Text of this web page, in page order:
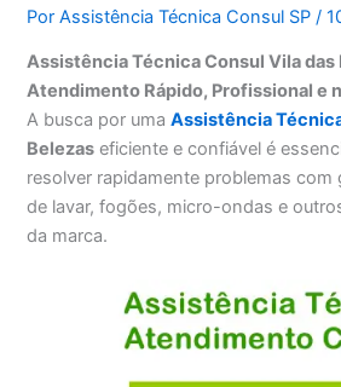
PorAssistência Técnica Consul SP/
Assistência Técnica Consul Vila das
Atendimento Rápido, Profissional e
A busca por umaAssistência
Belezas eficiente e confiável é
resolver rapidamente problemas com
de lavar, fogões, micro-ondas e
da marca.